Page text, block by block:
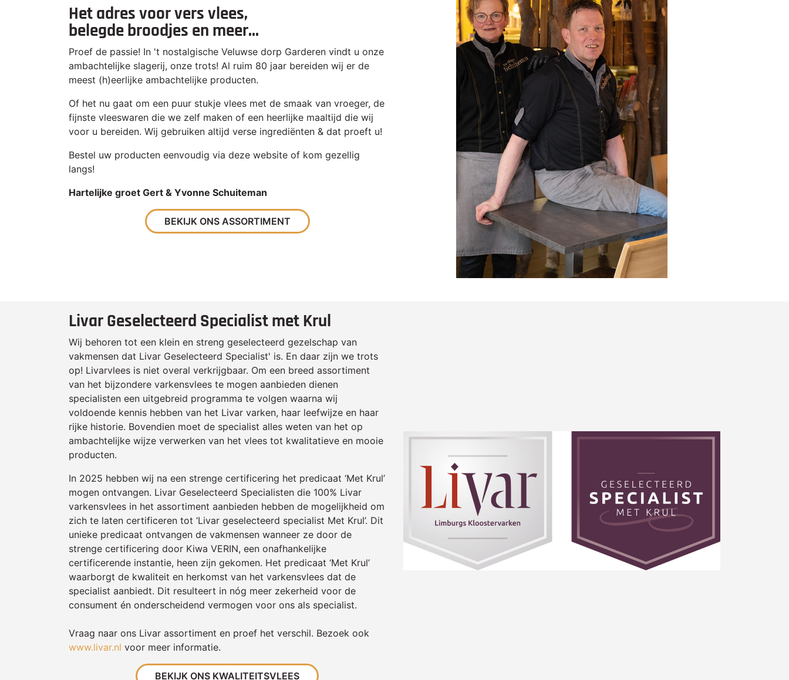
Het adres voor vers vlees,
belegde broodjes en meer...
Proef de passie! In 't nostalgische Veluwse dorp Garderen vindt u onze
ambachtelijke slagerij, onze trots! Al ruim 80 jaar bereiden wij er de
meest (h)eerlijke ambachtelijke producten.
Of het nu gaat om een puur stukje vlees met de smaak van vroeger, de
fijnste vleeswaren die we zelf maken of een heerlijke maaltijd die wij
voor u bereiden. Wij gebruiken altijd verse ingrediënten & dat proeft u!
Bestel uw producten eenvoudig via deze website of kom gezellig
langs!
Hartelijke groet Gert & Yvonne Schuiteman
BEKIJK ONS ASSORTIMENT
Livar Geselecteerd Specialist met Krul
Wij behoren tot een klein en streng geselecteerd gezelschap van
vakmensen dat Livar Geselecteerd Specialist' is. En daar zijn we trots
op! Livarvlees is niet overal verkrijgbaar. Om een breed assortiment
van het bijzondere varkensvlees te mogen aanbieden dienen
specialisten een uitgebreid programma te volgen waarna wij
voldoende kennis hebben van het Livar varken, haar leefwijze en haar
rijke historie. Bovendien moet de specialist alles weten van het op
ambachtelijke wijze verwerken van het vlees tot kwalitatieve en mooie
producten.
In 2025 hebben wij na een strenge certificering het predicaat ‘Met Krul’
mogen ontvangen. Livar Geselecteerd Specialisten die 100% Livar
varkensvlees in het assortiment aanbieden hebben de mogelijkheid om
zich te laten certificeren tot ‘Livar geselecteerd specialist Met Krul’. Dit
unieke predicaat ontvangen de vakmensen wanneer ze door de
strenge certificering door Kiwa VERIN, een onafhankelijke
certificerende instantie, heen zijn gekomen. Het predicaat ‘Met Krul’
waarborgt de kwaliteit en herkomst van het varkensvlees dat de
specialist aanbiedt. Dit resulteert in nóg meer zekerheid voor de
consument én onderscheidend vermogen voor ons als specialist.
Vraag naar ons Livar assortiment en proef het verschil. Bezoek ook
www.livar.nl voor meer informatie.
BEKIJK ONS KWALITEITSVLEES